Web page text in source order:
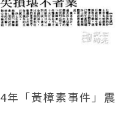
年「黃樟素事件」震